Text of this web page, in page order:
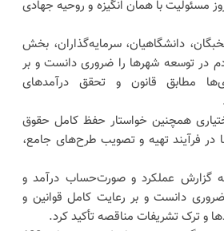
مسئولیت با همان انگیزه و روحیه جهادی
دانشگاهیان، سرمایه‌گذاران، بخش
توسعه شهرها را ضروری دانست و بر
مطابق قانون و تحقق درآمدهای
همچنین خواستار حفظ کامل حقوق
فرآیند تهیه و تصویب طرح‌های جامع،
گزارش عملکرد و صورت‌حساب درآمد و
دانست و بر رعایت کامل قوانین و
و ترک تشریفات مناقصه تأکید کرد.